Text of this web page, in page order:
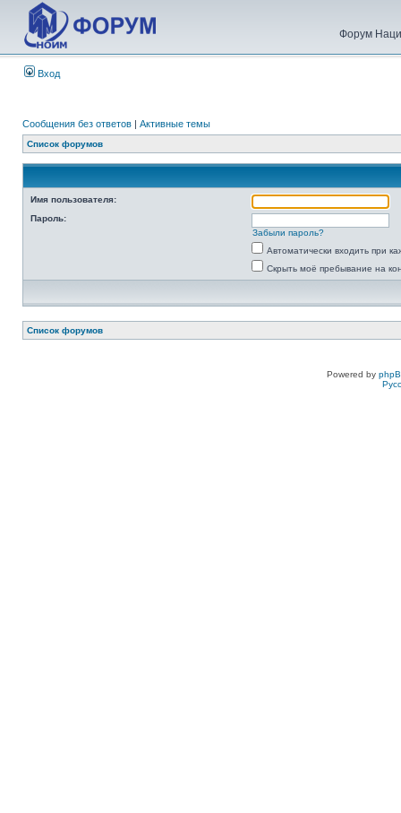
Форум
Вход
Сообщения без ответов | Активные темы
Список форумов
Имя пользователя:
Пароль:
Забыли пароль?
Автоматически входить при
Скрыть моё пребывание на
Список форумов
Powered by